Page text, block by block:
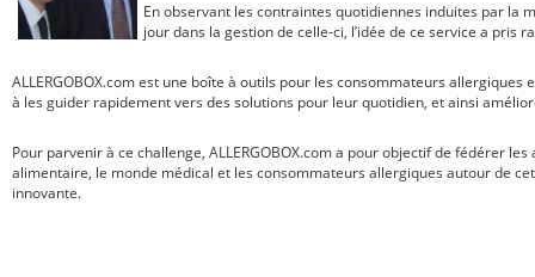
En observant les contraintes quotidiennes induites par la
jour dans la gestion de celle-ci, l’idée de ce service a pris
ALLERGOBOX.com est une boîte à outils pour les consommateurs
à les guider rapidement vers des solutions pour leur quotidien, et ainsi
Pour parvenir à ce challenge, ALLERGOBOX.com a pour objectif de fédérer
alimentaire, le monde médical et les consommateurs allergiques autour de
innovante.